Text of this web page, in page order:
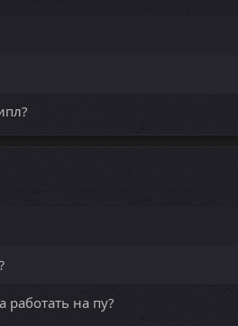
работать на пу?